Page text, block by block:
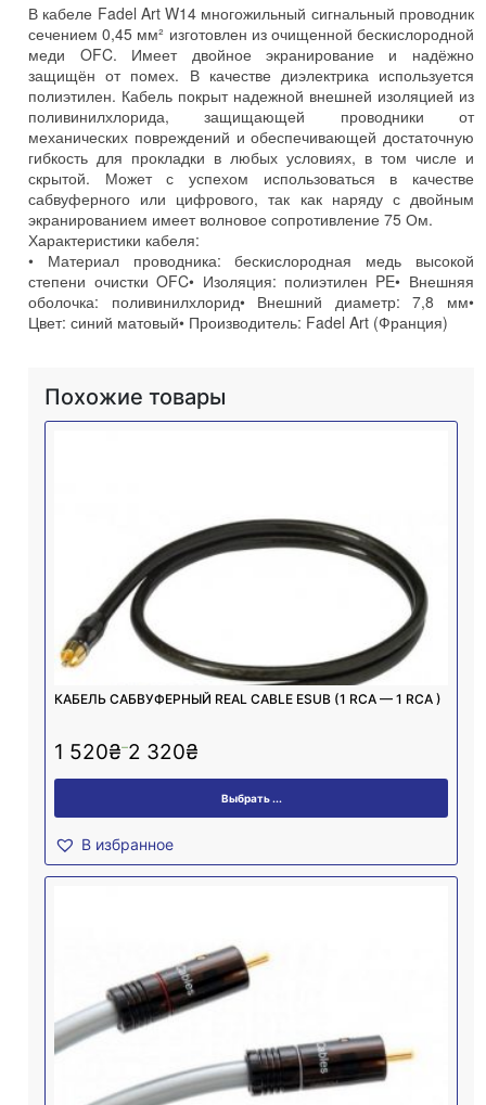
В кабеле Fadel Art W14 многожильный сигнальный проводник
сечением 0,45 мм² изготовлен из очищенной бескислородной
меди OFC. Имеет двойное экранирование и надёжно
защищён от помех. В качестве диэлектрика используется
полиэтилен. Кабель покрыт надежной внешней изоляцией из
поливинилхлорида, защищающей проводники от
механических повреждений и обеспечивающей достаточную
гибкость для прокладки в любых условиях, в том числе и
скрытой. Может с успехом использоваться в качестве
сабвуферного или цифрового, так как наряду с двойным
экранированием имеет волновое сопротивление 75 Ом.
Характеристики кабеля:
• Материал проводника: бескислородная медь высокой
степени очистки OFC• Изоляция: полиэтилен PE• Внешняя
оболочка: поливинилхлорид• Внешний диаметр: 7,8 мм•
Цвет: синий матовый• Производитель: Fadel Art (Франция)
Похожие товары
КАБЕЛЬ САБВУФЕРНЫЙ REAL CABLE ESUB (1 RCA — 1 RCA )
1 520₴–2 320₴
Выбрать ...
В избранное